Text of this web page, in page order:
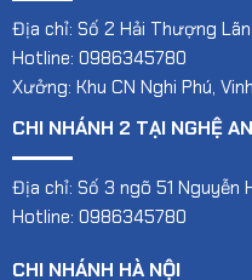
Địa chỉ: Số 2 Hải Thượng Lãn
Hotline: 0986345780
Xưởng: Khu CN Nghi Phú,
CHI NHÁNH 2 TẠI NGHỆ AN
Địa chỉ: Số 3 ngõ 51 Nguyễn
Hotline: 0986345780
CHI NHÁNH HÀ NỘI